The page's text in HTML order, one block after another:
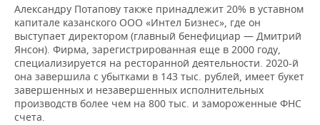
Александру Потапову также принадлежит 20% в уставном
капитале казанского ООО «Интел Бизнес», где он
выступает директором (главный бенефициар — Дмитрий
Янсон). Фирма, зарегистрированная еще в 2000 году,
специализируется на ресторанной деятельности. 2020-й
она завершила с убытками в 143 тыс. рублей, имеет букет
завершенных и незавершенных исполнительных
производств более чем на 800 тыс. и замороженные ФНС
счета.